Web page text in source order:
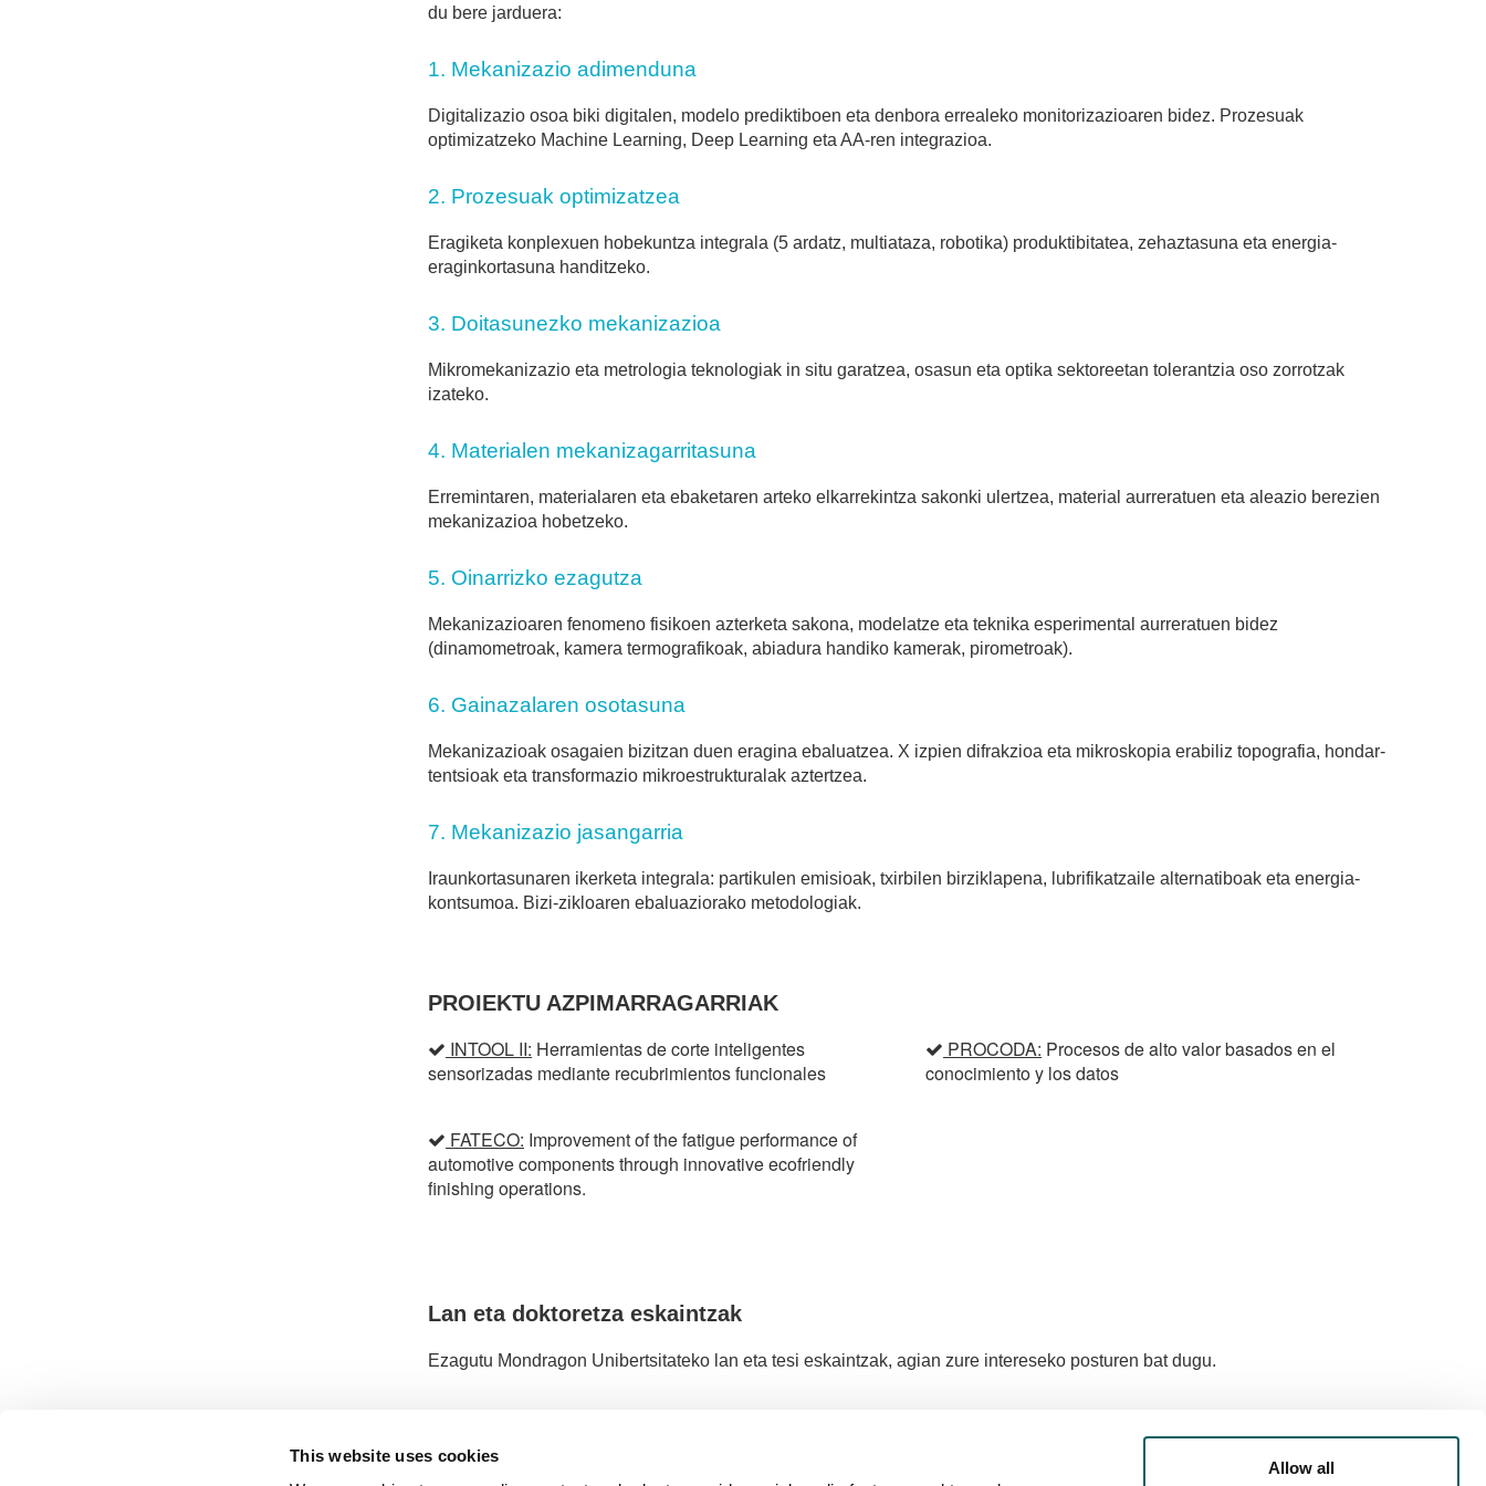
This website uses cookies
Allow all
du bere jarduera:
1. Mekanizazio adimenduna
Digitalizazio osoa biki digitalen, modelo prediktiboen eta denbora errealeko monitorizazioaren bidez. Prozesuak
optimizatzeko Machine Learning, Deep Learning eta AA-ren integrazioa.
2. Prozesuak optimizatzea
Eragiketa konplexuen hobekuntza integrala (5 ardatz, multiataza, robotika) produktibitatea, zehaztasuna eta energia-
eraginkortasuna handitzeko.
3. Doitasunezko mekanizazioa
Mikromekanizazio eta metrologia teknologiak in situ garatzea, osasun eta optika sektoreetan tolerantzia oso zorrotzak
izateko.
4. Materialen mekanizagarritasuna
Erremintaren, materialaren eta ebaketaren arteko elkarrekintza sakonki ulertzea, material aurreratuen eta aleazio berezien
mekanizazioa hobetzeko.
5. Oinarrizko ezagutza
Mekanizazioaren fenomeno fisikoen azterketa sakona, modelatze eta teknika esperimental aurreratuen bidez
(dinamometroak, kamera termografikoak, abiadura handiko kamerak, pirometroak).
6. Gainazalaren osotasuna
Mekanizazioak osagaien bizitzan duen eragina ebaluatzea. X izpien difrakzioa eta mikroskopia erabiliz topografia, hondar-
tentsioak eta transformazio mikroestrukturalak aztertzea.
7. Mekanizazio jasangarria
Iraunkortasunaren ikerketa integrala: partikulen emisioak, txirbilen birziklapena, lubrifikatzaile alternatiboak eta energia-
kontsumoa. Bizi-zikloaren ebaluaziorako metodologiak.
PROIEKTU AZPIMARRAGARRIAK
INTOOL II: Herramientas de corte inteligentes
sensorizadas mediante recubrimientos funcionales
FATECO: Improvement of the fatigue performance of
automotive components through innovative ecofriendly
finishing operations.
PROCODA: Procesos de alto valor basados en el
conocimiento y los datos
Lan eta doktoretza eskaintzak
Ezagutu Mondragon Unibertsitateko lan eta tesi eskaintzak, agian zure intereseko posturen bat dugu.